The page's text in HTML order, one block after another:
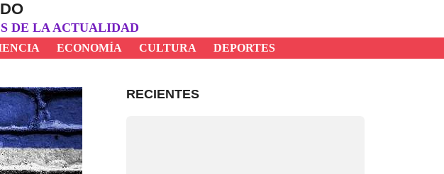
DE LA ACTUALIDAD
ECONOMÍA CULTURA DEPORTES
RECIENTES